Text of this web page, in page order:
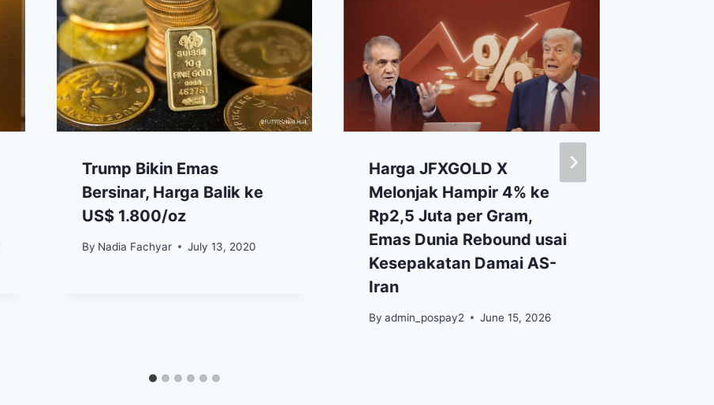
Trump Bikin Emas
Bersinar, Harga Balik ke
US$ 1.800/oz
By Nadia Fachyar July 13, 2020
Harga JFXGOLD X
Melonjak Hampir 4% ke
Rp2,5 Juta per Gram,
Emas Dunia Rebound usai
Kesepakatan Damai AS-
Iran
By admin_pospay2 June 15, 2026